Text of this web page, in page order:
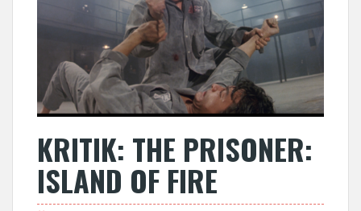
KRITIK: THE PRISONER:
ISLAND OF FIRE